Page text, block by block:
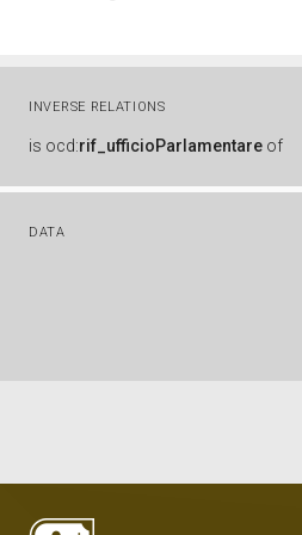
INVERSE RELATIONS
is ocd:rif_ufficioParlamentare of
DATA